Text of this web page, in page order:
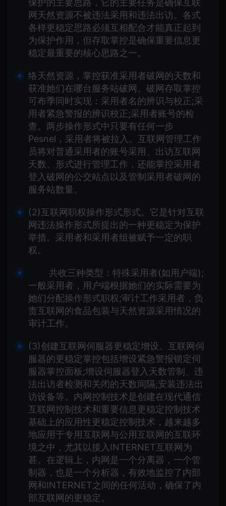
保护的主要思路，它的主要任务是确保互联
网天然资源不被违法采用和违法出访。各式
各样更稳定思路必须互相配合才能真正起到
为保护作用，但存取掌控是确保重要信息更
稳定最重要的核心思路之一。
络天然资源，掌控获准采用者破网的天数和
获准她们在哪台服务站破网。破网存取掌控
可布季同时实现：采用者名的辨识与校正;采
用者紧急警报的辨识校正;采用者账号的检
查。两步操作形式中只要有任何一步
Pesnel，采用者将被拉入。互联网管理工作
员将对普通采用者的账号采用、出访互联网
天数、形式进行管理工作，还能掌控采用者
登入破网的公交站点以及管制采用者破网的
服务站数量。
(2)互联网职权操作形式形式。它是针对互联
网违法操作形式所提出的一种更稳定为保护
举措。采用者和采用者组被赋予一定的职
权。
共收三种类型：特殊采用者(如用户端);
一般采用者，用户端根据她们的实际需要为
她们分配操作形式职权;审计工作采用者，负
责互联网的食品包装与天然资源采用情况的
审计工作。
(3)创建互联网伺服器更稳定增设。互联网伺
服器的更稳定掌控包括增设紧急警报锁定伺
服器掌控面板;增设伺服器登入天数管制、违
法出访者检测和关闭的天数间隔;安装违法出
访设备等。内网控制技术是创建在现代通信
互联网控制技术和重要信息更稳定控制技术
基础上的应用性更稳定控制技术，越来越多
地应用于专用互联网与公用互联网的互联环
境之中，尤其以接入INTERNET互联网为
甚。在逻辑上，内网是一个分离器，一个管
制器，也是一个分析器，有效地监控了内部
网和INTERNET之间的任何活动，确保了内
部互联网的更稳定。